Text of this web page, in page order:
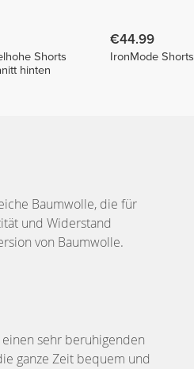
Shorts
hinten
€44.99
IronMode Shorts
Baumwolle, die für
und Widerstand
von Baumwolle.
sehr beruhigenden
ganze Zeit bequem und